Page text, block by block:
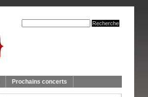
Prochains concerts